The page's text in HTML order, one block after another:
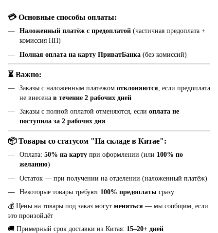
💳 Основные способы оплаты:
Наложенный платёж с предоплатой (частичная предоплата +
комиссия НП)
Полная оплата на карту ПриватБанка (без комиссий)
⏳ Важно:
Заказы с наложенным платежом отклоняются , если предоплата
не внесена в течение 2 рабочих дней
Заказы с полной оплатой отменяются, если оплата не
поступила за 2 рабочих дня
📦 Товары со статусом "На складе в Китае":
Оплата: 50% на карту при оформлении (или 100% по
желанию)
Остаток — при получении на отделении (наложенный платёж)
Некоторые товары требуют 100% предоплаты сразу
💰 Цены на товары под заказ могут меняться — мы сообщим, если
это произойдёт
🚚 Примерный срок доставки из Китая: 15–20+ дней